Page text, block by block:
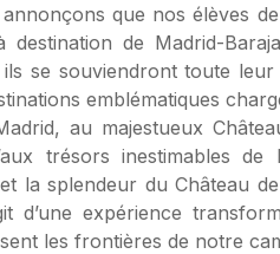
que nos élèves
destination de Madrid-
se souviendront toute
emblématiques
au majestueux
trésors inestimables
la splendeur du Château
d’une expérience
les frontières de notre